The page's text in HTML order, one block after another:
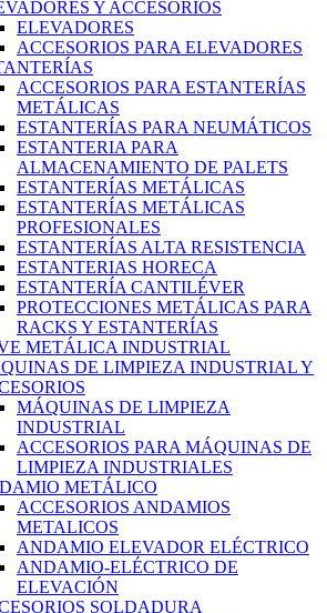
Y ACCESORIOS
ELEVADORES
ACCESORIOS PARA ELEVADORES
ACCESORIOS PARA ESTANTERÍAS
METÁLICAS
ESTANTERÍAS PARA NEUMÁTICOS
ESTANTERIA PARA
ALMACENAMIENTO DE PALETS
ESTANTERÍAS METÁLICAS
ESTANTERÍAS METÁLICAS
PROFESIONALES
ESTANTERÍAS ALTA RESISTENCIA
ESTANTERIAS HORECA
ESTANTERÍA CANTILÉVER
PROTECCIONES METÁLICAS PARA
RACKS Y ESTANTERÍAS
METÁLICA INDUSTRIAL
DE LIMPIEZA INDUSTRIAL Y
MÁQUINAS DE LIMPIEZA
INDUSTRIAL
ACCESORIOS PARA MÁQUINAS DE
LIMPIEZA INDUSTRIALES
METÁLICO
ACCESORIOS ANDAMIOS
METALICOS
ANDAMIO ELEVADOR ELÉCTRICO
ANDAMIO-ELÉCTRICO DE
ELEVACIÓN
SOLDADURA